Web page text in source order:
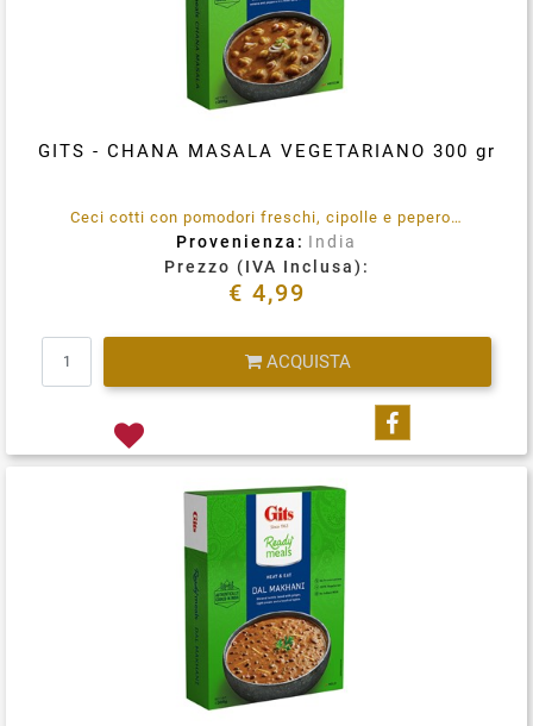
GITS - CHANA MASALA VEGETARIANO 300 gr
Ceci cotti con pomodori freschi, cipolle e peperoni in una salsa densa e piccante. Senza conservanti,colore o aromi artificiali aggiunti. 100% Vegetariano. Immergere la busta integra in acqua bollente per 3-5 minuti, rimuovere, tagliare, aprire e servire.
Provenienza: India
Prezzo (IVA Inclusa):
€ 4,99
ACQUISTA
Condividi su